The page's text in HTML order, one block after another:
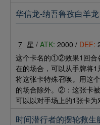
华信龙-纳吾鲁孜白羊龙
7 星 / ATK: 2000 / DEF:
这个卡名的①②效果1回合
在的场合，可以从手牌将1
将这张卡特殊召唤。用这
的场合除外。②：这张卡
可以以对手场上的1张卡为
时间潜行者的摆轮救生